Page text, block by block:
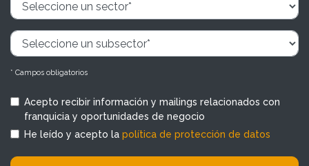
* Campos obligatorios
Acepto recibir información y mailings relacionados con
franquicia y oportunidades de negocio
He leído y acepto la política de protección de datos